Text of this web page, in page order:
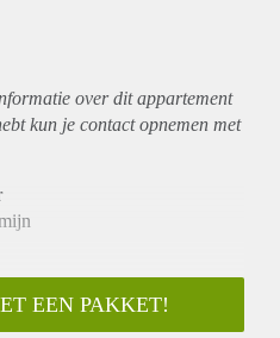
over ditappartement
kun je contact opnemen met
EEN PAKKET!